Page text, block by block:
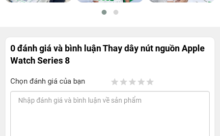
0 đánh giá và bình luậnThay dây nút nguồn Apple
Watch Series 8
Chọn đánh giá của bạn